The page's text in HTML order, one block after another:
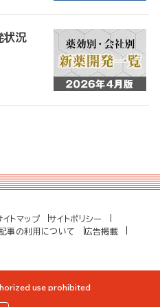
状況
イトマップ
サイトポリシー
事の利用について
広告掲載
use prohibited